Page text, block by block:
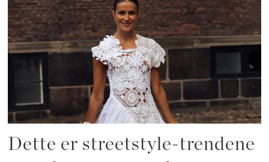
Dette er streetstyle-trendene